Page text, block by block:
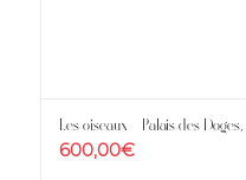
Les oiseaux – Palais des
600,00€